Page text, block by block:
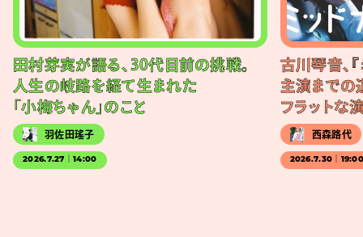
田村芽実が語る、30代目前の挑戦。
人生の岐路を経て生まれた
「小梅ちゃん」のこと
羽佐田瑤子
2026.7.27｜14:00
古川琴音、
主演までの
フラットな
西森路代
2026.7.30｜